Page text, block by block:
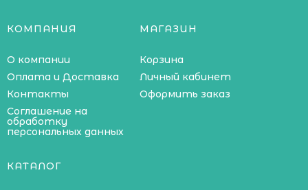
КОМПАНИЯ
О компании
Оплата и Доставка
Контакты
Соглашение на
обработку
персональных данных
МАГАЗИН
Корзина
Личный кабинет
Оформить заказ
КАТАЛОГ